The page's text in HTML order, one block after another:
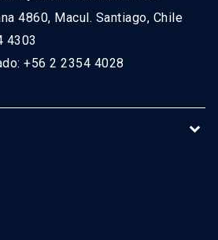
4860, Macul. Santiago, Chile
4303
+56 2 2354 4028